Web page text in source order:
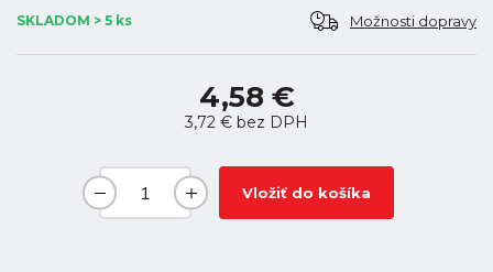
SKLADOM > 5 ks Možnosti dopravy
4,58 €
3,72 € bez DPH
Vložiť do košíka